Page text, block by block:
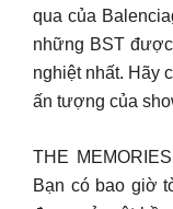
qua của
những BST
nghiệt nhất. Hãy
ấn tượng của
THE
Bạn có bao giờ